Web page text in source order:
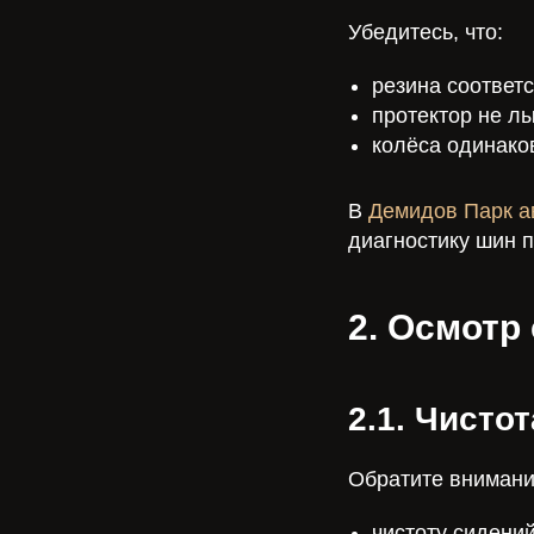
Убедитесь, что:
резина
протектор не
колёса
В Демидов Парк
диагностику шин
2. Осмотр
2.1.
Обратите